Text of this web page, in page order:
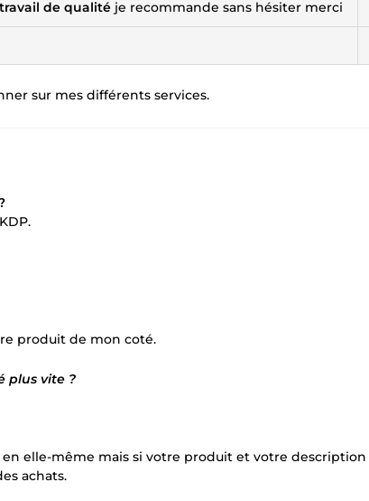
de qualité je recommande sans hésiter merci
sur mes différents services.
produit de mon coté.
plus vite ?
elle-même mais si votre produit et votre description
achats.